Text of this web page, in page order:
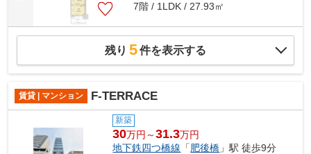
7階 / 1LDK / 27.93㎡
残り 5件を表示する
賃貸 | マンション F-TERRACE
新築
30万円～31.3万円
地下鉄四つ橋線 「肥後橋 」駅 徒歩9分